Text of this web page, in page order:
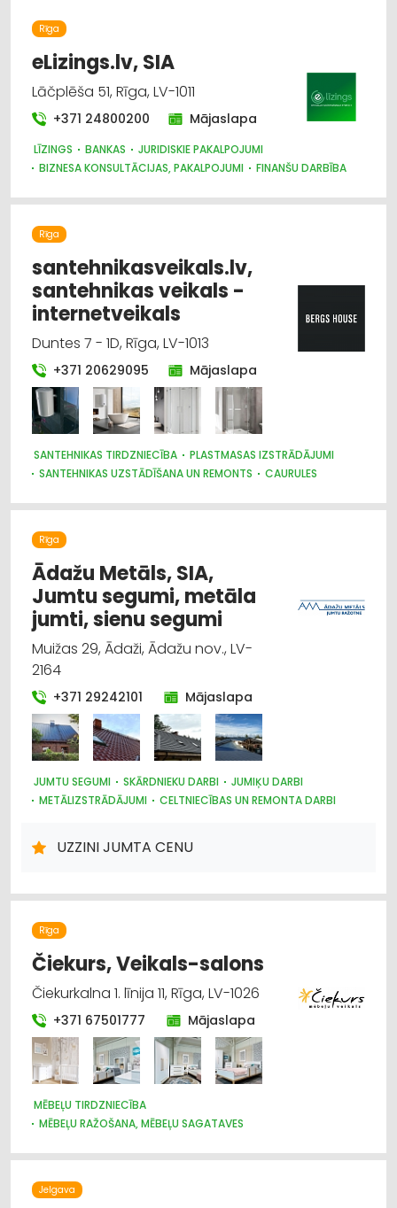
Rīga
eLizings.lv, SIA
Lāčplēša 51, Rīga, LV-1011
+371 24800200 Mājaslapa
LĪZINGS BANKAS
JURIDISKIE PAKALPOJUMI
BIZNESA KONSULTĀCIJAS, PAKALPOJUMI
FINANŠU DARBĪBA
AUTO NOMA; VIEGLIE AUTO
Rīga
santehnikasveikals.lv,
santehnikas veikals -
internetveikals
Duntes 7 - 1D, Rīga, LV-1013
+371 20629095 Mājaslapa
SANTEHNIKAS TIRDZNIECĪBA
PLASTMASAS IZSTRĀDĀJUMI
SANTEHNIKAS UZSTĀDĪŠANA UN REMONTS
CAURULES
SILTUMAPGĀDE UN SILTUMTĪKLI
BŪVMATERIĀLU, BŪVKONSTRUKCIJU TIRDZNIECĪBA
SŪKŅI, PUMPJI, VĀRSTI, VENTIĻI
SILTUMTEHNIKA, APKURES IEKĀRTAS
CELTNIECĪBAS UN REMONTA DARBI
INTERNETVEIKALI, E-KOMERCIJA
Rīga
Ādažu Metāls, SIA,
Jumtu segumi, metāla
jumti, sienu segumi
Muižas 29, Ādaži, Ādažu nov., LV-
2164
+371 29242101 Mājaslapa
JUMTU SEGUMI SKĀRDNIEKU DARBI
JUMIĶU DARBI
METĀLIZSTRĀDĀJUMI
CELTNIECĪBAS UN REMONTA DARBI
BŪVMATERIĀLU, BŪVKONSTRUKCIJU TIRDZNIECĪBA
DŪMVADI, TO IZGATAVOŠANA, UZSTĀDĪŠANA
UZZINI JUMTA CENU
Rīga
Čiekurs, Veikals-salons
Čiekurkalna 1. līnija 11, Rīga, LV-1026
+371 67501777 Mājaslapa
MĒBEĻU TIRDZNIECĪBA
MĒBEĻU RAŽOŠANA, MĒBEĻU SAGATAVES
Jelgava